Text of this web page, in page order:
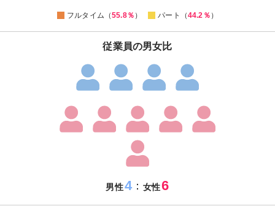
フルタイム（55.8％ ） パート（44.2％ ）
従業員の男女比
男性4：女性6